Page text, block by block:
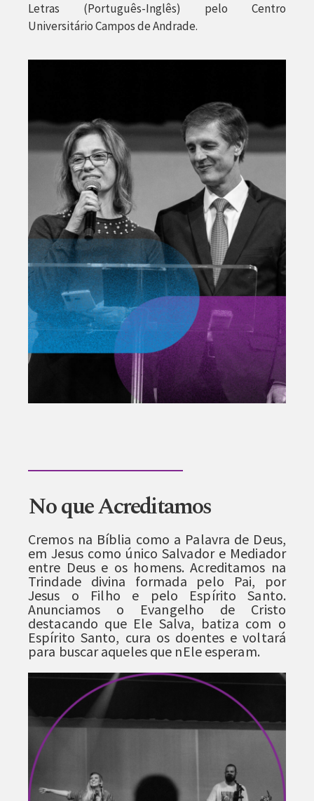
Letras (Português-Inglês) pelo Centro
Universitário Campos de Andrade.
No que Acreditamos
Cremos na Bíblia como a Palavra de Deus,
em Jesus como único Salvador e Mediador
entre Deus e os homens. Acreditamos na
Trindade divina formada pelo Pai, por
Jesus o Filho e pelo Espírito Santo.
Anunciamos o Evangelho de Cristo
destacando que Ele Salva, batiza com o
Espírito Santo, cura os doentes e voltará
para buscar aqueles que nEle esperam.